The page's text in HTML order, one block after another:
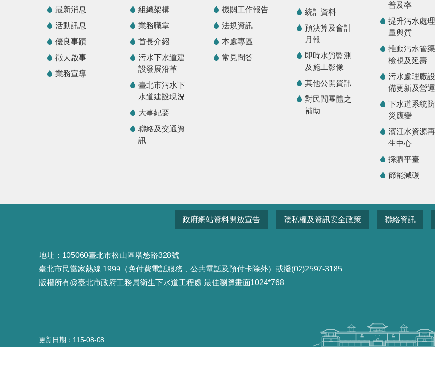
最新消息
活動訊息
優良事蹟
徵人啟事
業務宣導
組織架構
業務職掌
首長介紹
污水下水道建
設發展沿革
臺北市污水下
水道建設現況
大事紀要
聯絡及交通資
訊
機關工作報告
法規資訊
本處專區
常見問答
統計資料
預決算及會計
月報
即時水質監測
及施工影像
其他公開資訊
對民間團體之
補助
普及率
提升污水處理
量與質
推動污水管渠
檢視及延壽
污水處理廠設
備更新及營運
下水道系統防
災應變
濱江水資源再
生中心
採購平臺
節能減碳
政府網站資料開放宣告 隱私權及資訊安全政策 聯絡資訊
地址：105060臺北市松山區塔悠路328號
臺北市民當家熱線 1999 （免付費電話服務，公共電話及預付卡除外）或撥(02)2597-3185
版權所有@臺北市政府工務局衛生下水道工程處 最佳瀏覽畫面1024*768
更新日期 115-08-08